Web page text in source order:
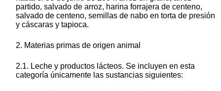
partido, salvado de arroz, harina forrajera de centeno,
salvado de centeno, semillas de nabo en torta de presión
y cáscaras y tapioca.
2. Materias primas de origen animal
2.1. Leche y productos lácteos. Se incluyen en esta
categoría únicamente las sustancias siguientes: